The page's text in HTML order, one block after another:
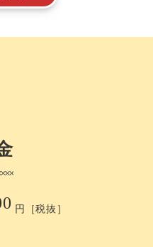
円［税抜］